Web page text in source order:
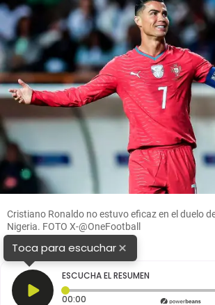
Cristiano Ronaldo no estuvo eficaz en el duelo
Nigeria. FOTO X-@OneFootball
Toca para escuchar×
ESCUCHA EL RESUMEN
00:00 Tiempo transcurrido: 0